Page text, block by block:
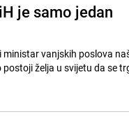
je samo jedan
ministar vanjskih poslova
želja u svijetu da se